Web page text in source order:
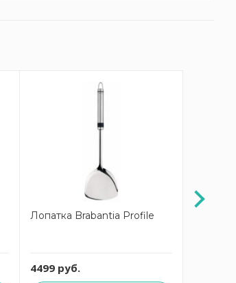
Лопатка Brabantia Profile
4499 руб.